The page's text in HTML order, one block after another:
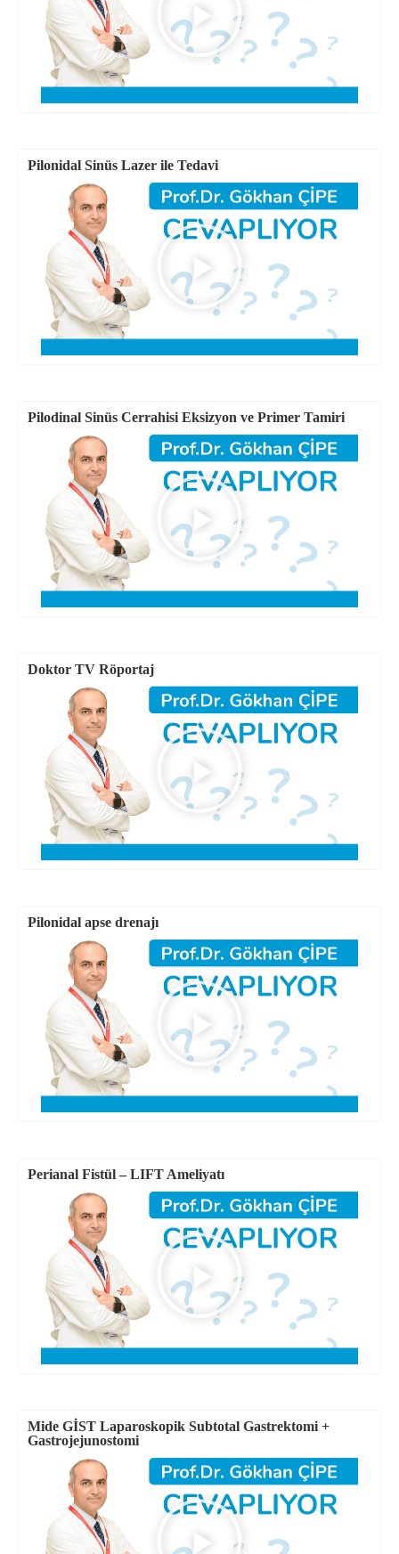
Pilonidal Sinüs Lazer ile Tedavi
Pilodinal Sinüs Cerrahisi Eksizyon ve Primer Tamiri
Doktor TV Röportaj
Pilonidal apse drenajı
Perianal Fistül – LIFT Ameliyatı
Mide GİST Laparoskopik Subtotal Gastrektomi +
Gastrojejunostomi